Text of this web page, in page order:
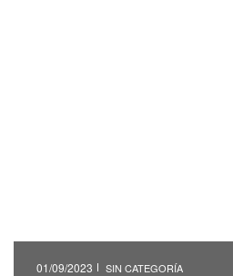
01/09/2023 SIN CATEGORÍA